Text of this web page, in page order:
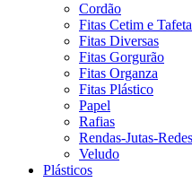
Cordão
Fitas Cetim e Tafeta
Fitas Diversas
Fitas Gorgurão
Fitas Organza
Fitas Plástico
Papel
Rafias
Rendas-Jutas-Redes
Veludo
Plásticos